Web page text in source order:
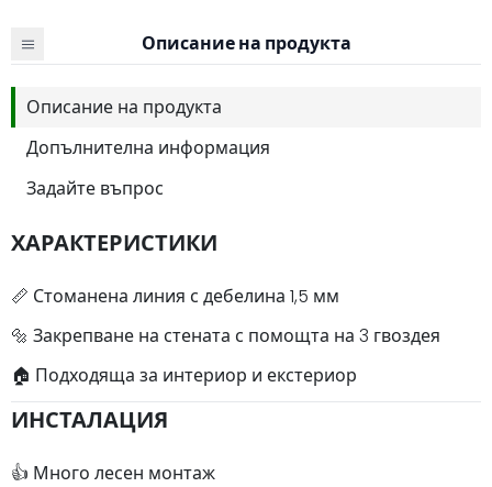
Описание на продукта
Описание на продукта
Допълнителна информация
Задайте въпрос
ХАРАКТЕРИСТИКИ
📏 Стоманена линия с дебелина 1,5 мм
🔩 Закрепване на стената с помощта на 3 гвоздея
🏠 Подходяща за интериор и екстериор
ИНСТАЛАЦИЯ
👍 Много лесен монтаж